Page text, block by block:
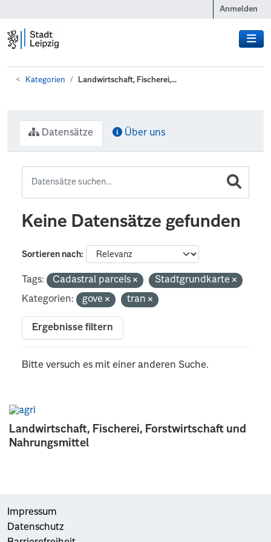
Anmelden
Kategorien Landwirtschaft, Fischerei,...
Landwirtschaft, Fischerei, Forstwirtschaft und
Nahrungsmittel
Datensätze Über uns
Keine Datensätze gefunden
Sortieren nach
Tags: Cadastral parcels
Stadtgrundkarte
Kategorien:
gove tran
Ergebnisse filtern
Bitte versuch es mit einer anderen Suche.
Impressum
Datenschutz